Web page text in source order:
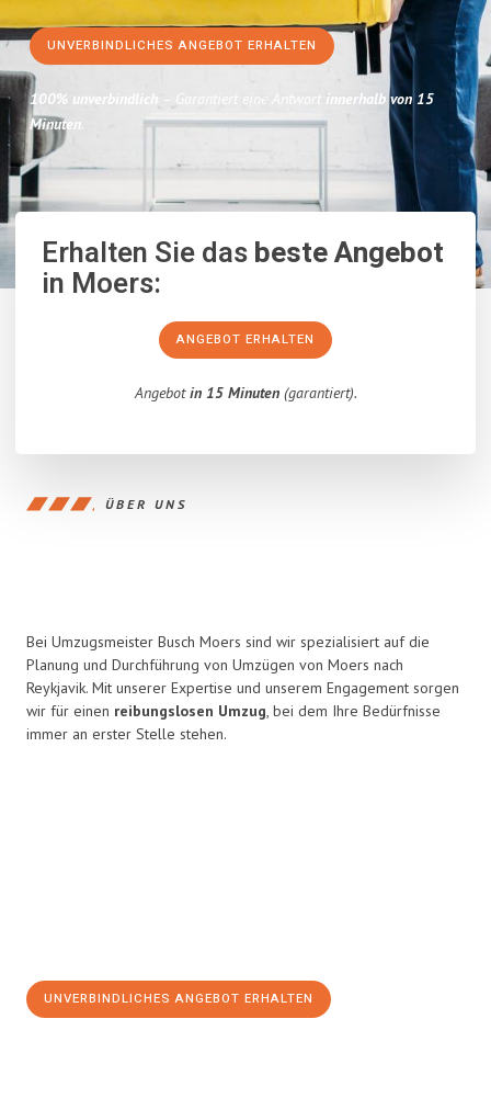
UNVERBINDLICHES ANGEBOT ERHALTEN
100% unverbindlich – Garantiert eine Antwort innerhalb von 15
Minuten.
Erhalten Sie dasbeste Angebot
in Moers:
ANGEBOT ERHALTEN
Angebotin 15 Minuten(garantiert).
ÜBER UNS
Bei Umzugsmeister Busch Moers sind wir spezialisiert auf die
Planung und Durchführung von Umzügen von Moers nach
Reykjavik. Mit unserer Expertise und unserem Engagement sorgen
wir für einen reibungslosen Umzug, bei dem Ihre Bedürfnisse
immer an erster Stelle stehen.
UNVERBINDLICHES ANGEBOT ERHALTEN